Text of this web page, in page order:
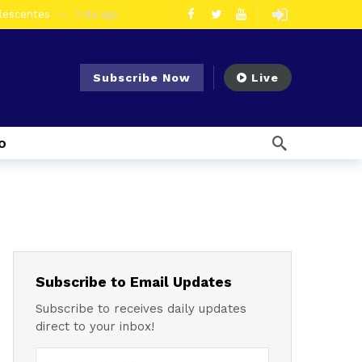
1 día ago
Azogues 2 días ago
detenida 2 días ago
por presunto tráfico de droga
ago
Subscribe Now Live
Subscribe to Email Updates
Subscribe to receives daily updates
direct to your inbox!